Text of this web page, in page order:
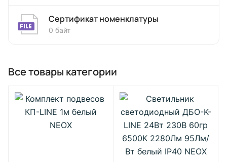
Сертификат номенклатуры
0 байт
Все товары категории